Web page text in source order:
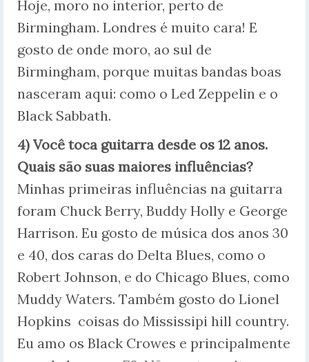
Hoje, moro no interior, perto de
Birmingham. Londres é muito cara! E
gosto de onde moro, ao sul de
Birmingham, porque muitas bandas boas
nasceram aqui: como o Led Zeppelin e o
Black Sabbath.
4) Você toca guitarra desde os 12 anos.
Quais são suas maiores influências?
Minhas primeiras influências na guitarra
foram Chuck Berry, Buddy Holly e George
Harrison. Eu gosto de música dos anos 30
e 40, dos caras do Delta Blues, como o
Robert Johnson, e do Chicago Blues, como
Muddy Waters. Também gosto do Lionel
Hopkins coisas do Mississipi hill country.
Eu amo os Black Crowes e principalmente